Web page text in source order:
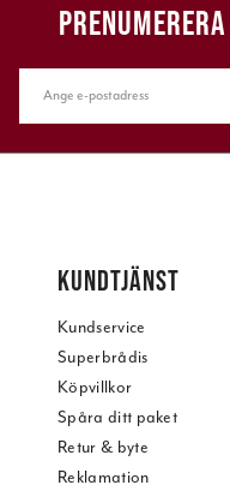
KUNDTJÄNST
Kundservice
Superbrådis
Köpvillkor
Spåra ditt paket
Retur & byte
Reklamation